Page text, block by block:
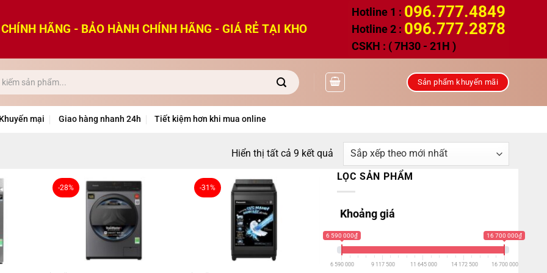
HÃNG - BẢO HÀNH CHÍNH HÃNG - GIÁ RẺ TẠI KHO
Hotline 1 : 096.777.4849
Hotline 2 : 096.777.2878
CSKH : ( 7H30 - 21H )
Sản phẩm khuyến mãi
Khuyến mại Giao hàng nhanh 24h Tiết kiệm hơn khi mua online
Hiển thị tất cả 9 kết quảĐã
sắp
xếp
mới
nhất
-28% -31%
LỌC SẢN PHẨM
Khoảng giá
6 590 000₫ 16 700 000₫
6 590 000 9 117 500 11 645 000 14 172 500 16 700 000